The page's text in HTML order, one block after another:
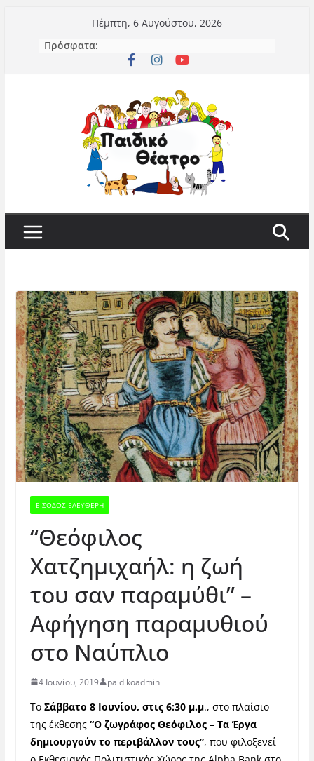
περιεχόμενο
Πέμπτη, 6 Αυγούστου, 2026
Πρόσφατα:
ΕΊΣΟΔΟΣ ΕΛΕΎΘΕΡΗ
“Θεόφιλος
Χατζημιχαήλ: η ζωή
του σαν παραμύθι” –
Αφήγηση παραμυθιού
στο Ναύπλιο
4 Ιουνίου, 2019 paidikoadmin
Το Σάββατο 8 Ιουνίου, στις 6:30 μ.μ., στο πλαίσιο
της έκθεσης “Ο ζωγράφος Θεόφιλος – Τα Έργα
δημιουργούν το περιβάλλον τους”, που φιλοξενεί